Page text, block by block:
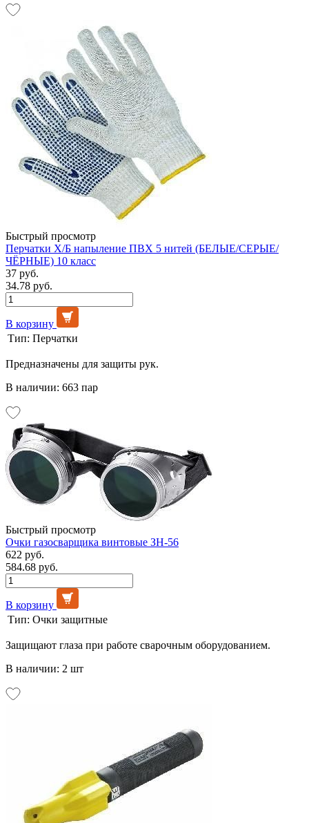
Быстрый просмотр
Перчатки Х/Б напыление ПВХ 5 нитей (БЕЛЫЕ/СЕРЫЕ/
ЧЁРНЫЕ) 10 класс
37 руб.
34.78 руб.
В корзину
Тип: Перчатки
Предназначены для защиты рук.
В наличии: 663 пар
Быстрый просмотр
Очки газосварщика винтовые ЗН-56
622 руб.
584.68 руб.
В корзину
Тип: Очки защитные
Защищают глаза при работе сварочным оборудованием.
В наличии: 2 шт